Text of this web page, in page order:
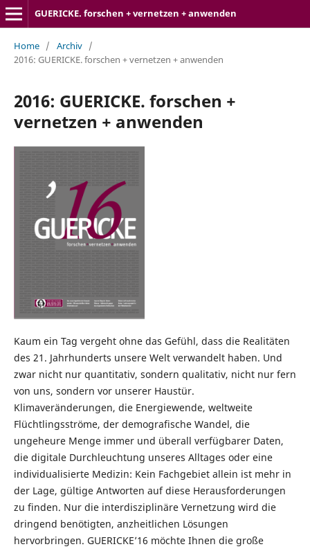
GUERICKE. forschen + vernetzen + anwenden
Home / Archiv /
2016: GUERICKE. forschen + vernetzen + anwenden
2016: GUERICKE. forschen +
vernetzen + anwenden
Kaum ein Tag vergeht ohne das Gefühl, dass die Realitäten
des 21. Jahrhunderts unsere Welt verwandelt haben. Und
zwar nicht nur quantitativ, sondern qualitativ, nicht nur fern
von uns, sondern vor unserer Haustür.
Klimaveränderungen, die Energiewende, weltweite
Flüchtlingsströme, der demografische Wandel, die
ungeheure Menge immer und überall verfügbarer Daten,
die digitale Durchleuchtung unseres Alltages oder eine
individualisierte Medizin: Kein Fachgebiet allein ist mehr in
der Lage, gültige Antworten auf diese Herausforderungen
zu finden. Nur die interdisziplinäre Vernetzung wird die
dringend benötigten, anzheitlichen Lösungen
hervorbringen. GUERICKE’16 möchte Ihnen die große